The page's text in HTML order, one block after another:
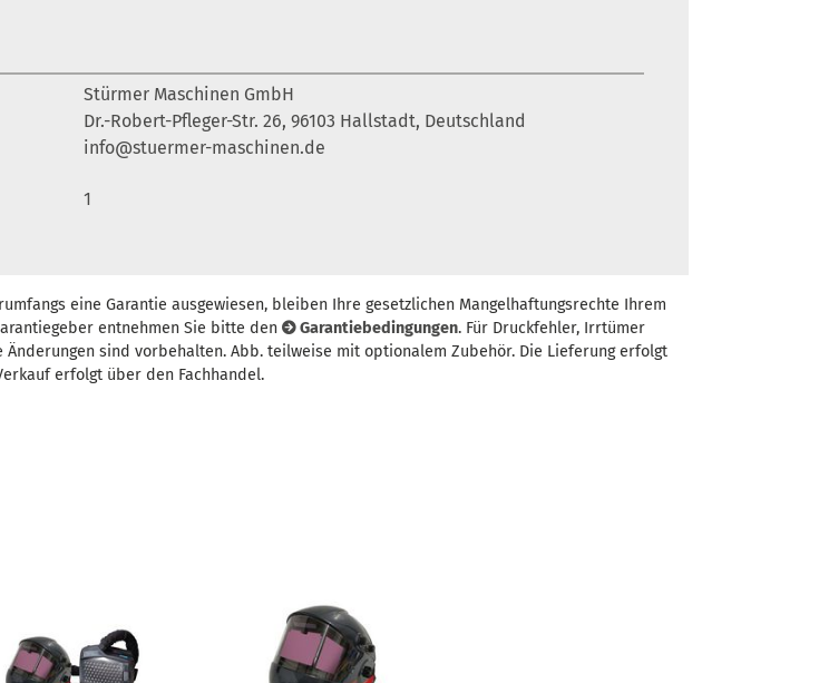
Stürmer Maschinen GmbH
Dr.-Robert-Pfleger-Str. 26, 96103 Hallstadt, Deutschland
info@stuermer-maschinen.de
1
eine Garantie ausgewiesen, bleiben Ihre gesetzlichen Mangelhaftungsrechte Ihrem
entnehmen Sie bitte den
Garantiebedingungen. Für Druckfehler, Irrtümer
sind vorbehalten. Abb. teilweise mit optionalem Zubehör. Die Lieferung erfolgt
erfolgt über den Fachhandel.